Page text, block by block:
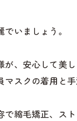
いましょう。
、安心して美
マスクの着用と
で縮毛矯正、ス